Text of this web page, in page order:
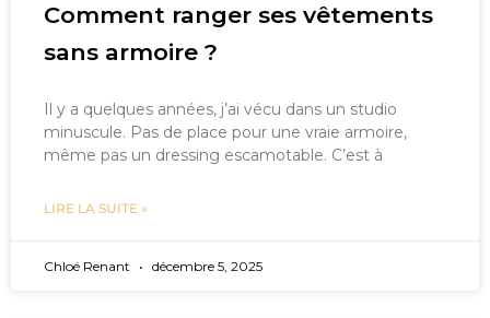
Comment ranger ses vêtements
sans armoire ?
Il y a quelques années, j’ai vécu dans un studio
minuscule. Pas de place pour une vraie armoire,
même pas un dressing escamotable. C’est à
LIRE LA SUITE »
Chloé Renant décembre 5, 2025